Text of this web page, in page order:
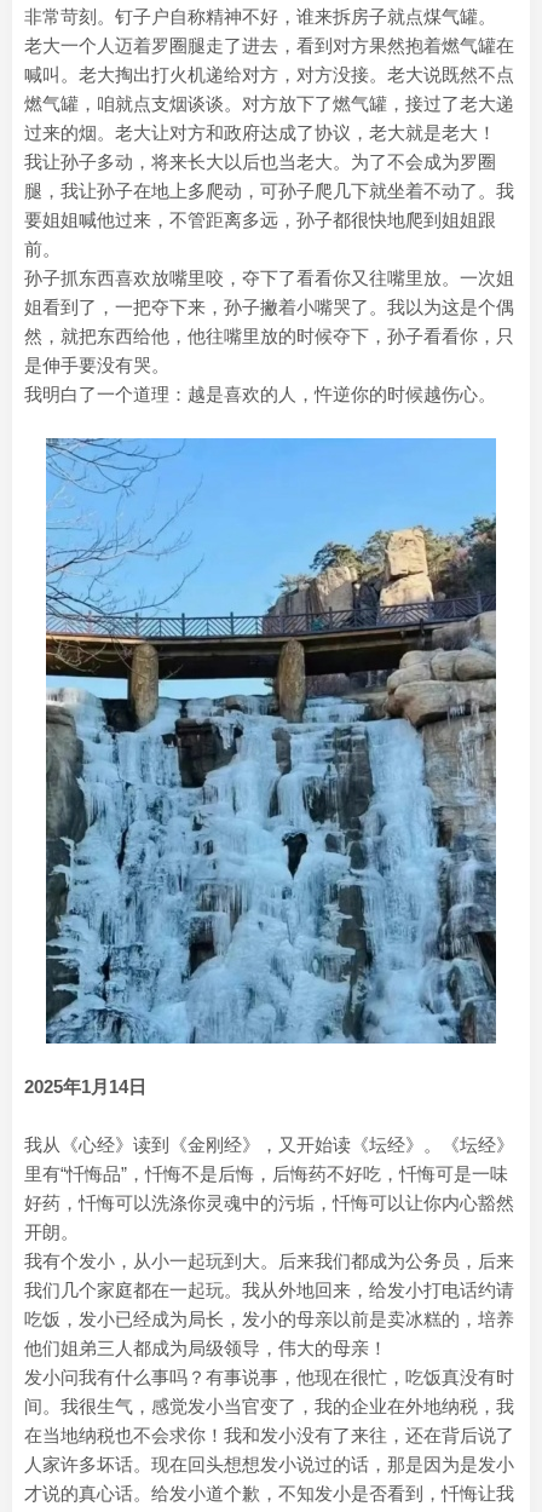
非常苛刻。钉子户自称精神不好，谁来拆房子就点煤气罐。
老大一个人迈着罗圈腿走了进去，看到对方果然抱着燃气罐在
喊叫。老大掏出打火机递给对方，对方没接。老大说既然不点
燃气罐，咱就点支烟谈谈。对方放下了燃气罐，接过了老大递
过来的烟。老大让对方和政府达成了协议，老大就是老大！
我让孙子多动，将来长大以后也当老大。为了不会成为罗圈
腿，我让孙子在地上多爬动，可孙子爬几下就坐着不动了。我
要姐姐喊他过来，不管距离多远，孙子都很快地爬到姐姐跟
前。
孙子抓东西喜欢放嘴里咬，夺下了看看你又往嘴里放。一次姐
姐看到了，一把夺下来，孙子撇着小嘴哭了。我以为这是个偶
然，就把东西给他，他往嘴里放的时候夺下，孙子看看你，只
是伸手要没有哭。
我明白了一个道理：越是喜欢的人，忤逆你的时候越伤心。
2025年1月14日
我从《心经》读到《金刚经》，又开始读《坛经》。《坛经》
里有“忏悔品”，忏悔不是后悔，后悔药不好吃，忏悔可是一味
好药，忏悔可以洗涤你灵魂中的污垢，忏悔可以让你内心豁然
开朗。
我有个发小，从小一起玩到大。后来我们都成为公务员，后来
我们几个家庭都在一起玩。我从外地回来，给发小打电话约请
吃饭，发小已经成为局长，发小的母亲以前是卖冰糕的，培养
他们姐弟三人都成为局级领导，伟大的母亲！
发小问我有什么事吗？有事说事，他现在很忙，吃饭真没有时
间。我很生气，感觉发小当官变了，我的企业在外地纳税，我
在当地纳税也不会求你！我和发小没有了来往，还在背后说了
人家许多坏话。现在回头想想发小说过的话，那是因为是发小
才说的真心话。给发小道个歉，不知发小是否看到，忏悔让我